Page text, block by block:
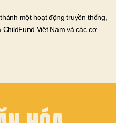
một hoạt động truyền thống,
Việt Nam và các cơ